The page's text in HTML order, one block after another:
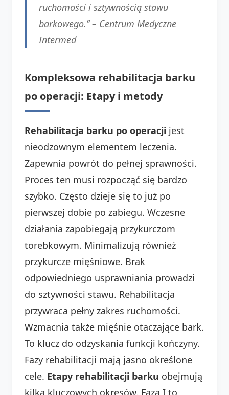
ruchomości i sztywnością stawu
barkowego.” – Centrum Medyczne
Intermed
Kompleksowa rehabilitacja barku
po operacji: Etapy i metody
Rehabilitacja barku po operacji jest
nieodzownym elementem leczenia.
Zapewnia powrót do pełnej sprawności.
Proces ten musi rozpocząć się bardzo
szybko. Często dzieje się to już po
pierwszej dobie po zabiegu. Wczesne
działania zapobiegają przykurczom
torebkowym. Minimalizują również
przykurcze mięśniowe. Brak
odpowiedniego usprawniania prowadzi
do sztywności stawu. Rehabilitacja
przywraca pełny zakres ruchomości.
Wzmacnia także mięśnie otaczające bark.
To klucz do odzyskania funkcji kończyny.
Fazy rehabilitacji mają jasno określone
cele. Etapy rehabilitacji barku obejmują
kilka kluczowych okresów. Faza I to